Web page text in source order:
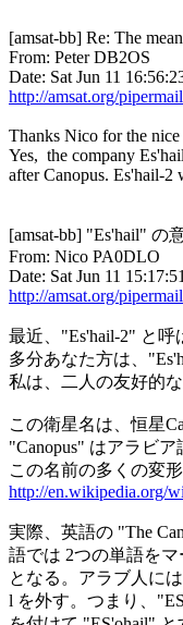
[amsat-bb] Re: The
From: Peter DB2OS
http://amsat.org/
Thanks Nico for the
Yes,  the company
after Canopus. Es'hail-2
[amsat-bb] "Es'hail" の
From: Nico PA0DLO
http://amsat.org/
最近、"Es'hail-2" と
多分あなた方は、
私は、二人の友好的
この衛星名は、恒星
"Canopus" はアラビ
http://en.wikipedia.org/
実際、英語の "The
語では 2つの単語を
となる。アラブ人に
l を外す。つまり、